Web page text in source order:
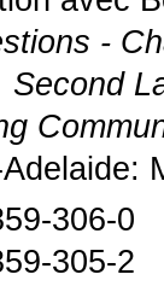
-
Second
306-0
305-2